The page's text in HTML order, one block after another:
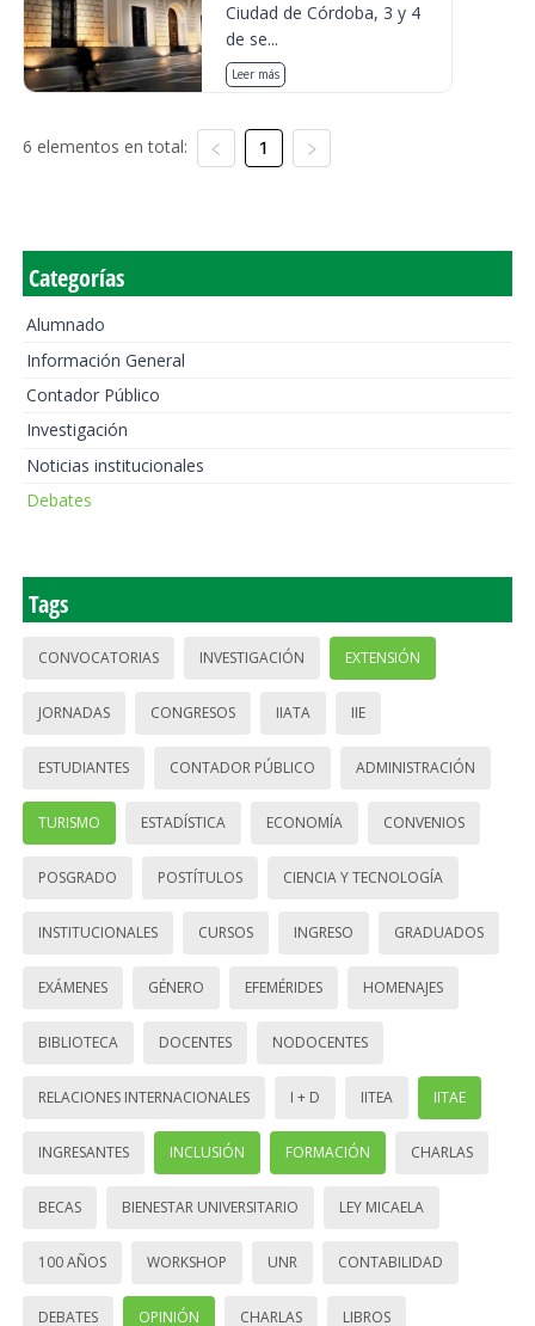
Ciudad de Córdoba, 3 y 4
de se...
Leer más
6 elementos en total: 1
Categorías
Alumnado
Información General
Contador Público
Investigación
Noticias institucionales
Debates
Tags
CONVOCATORIAS INVESTIGACIÓN EXTENSIÓN
JORNADAS CONGRESOS IIATA IIE
ESTUDIANTES CONTADOR PÚBLICO ADMINISTRACIÓN
TURISMO ESTADÍSTICA ECONOMÍA CONVENIOS
POSGRADO POSTÍTULOS CIENCIA Y TECNOLOGÍA
INSTITUCIONALES CURSOS INGRESO GRADUADOS
EXÁMENES GÉNERO EFEMÉRIDES HOMENAJES
BIBLIOTECA DOCENTES NODOCENTES
RELACIONES INTERNACIONALES I + D IITEA IITAE
INGRESANTES INCLUSIÓN FORMACIÓN CHARLAS
BECAS BIENESTAR UNIVERSITARIO LEY MICAELA
100 AÑOS WORKSHOP UNR CONTABILIDAD
DEBATES OPINIÓN CHARLAS LIBROS